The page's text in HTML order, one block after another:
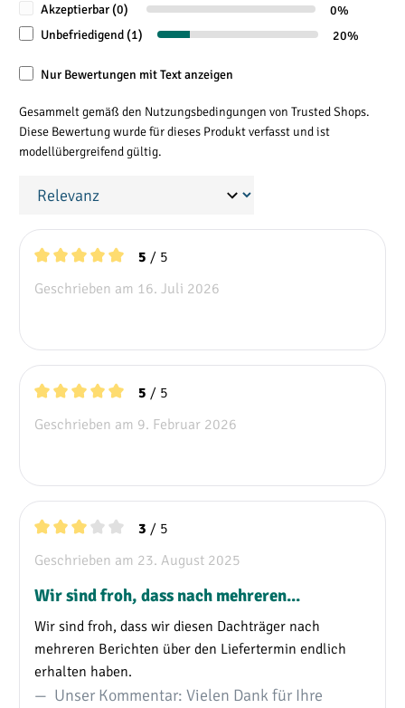
Oxidation verhindert. Der Aluminium Dachträger ALU-TOP
für den Mercedes Sprinter wird mit speziellen Rostfreien-
Stützfüßen und hochwertigen ABS Kunststoff Endteilen
auf Ihre Nutzlast und den Kraftstoffverbrauch aus.
Akzeptierbar (0)
0%
Unbefriedigend (1)
20%
Nur Bewertungen mit Text anzeigen
Gesammelt gemäß den Nutzungsbedingungen von Trusted Shops.
Diese Bewertung wurde für dieses Produkt verfasst und ist
modellübergreifend gültig.
Geschrieben am 16. Juli 2026
Durchschnittliche Bewertung von 5 von 5 Sternen
5 / 5
Geschrieben am 9. Februar 2026
Durchschnittliche Bewertung von 5 von 5 Sternen
5 / 5
Geschrieben am 23. August 2025
Durchschnittliche Bewertung von 3 von 5 Sternen
3 / 5
Wir sind froh, dass nach mehreren...
Wir sind froh, dass wir diesen Dachträger nach
mehreren Berichten über den Liefertermin endlich
erhalten haben.
Unser Kommentar: Vielen Dank für Ihre